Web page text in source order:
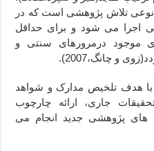
نوعی تلاش پژوهشی است که در
اجرا می شود و برای حداقل
موجود درمرورهای سنتی و
و چانگ،2007).
با هدف تلخیص مدارک و شواهد
جاری، ارائه چارچوب
های پژوهشی جدید انجام می